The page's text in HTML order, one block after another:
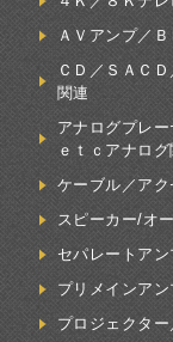
ＡＶアンプ／
ＣＤ／ＳＡＣ
関連
アナログプレ
ｅｔｃアナログ
ケーブル／ア
スピーカー/オ
セパレートアン
プリメインアン
プロジェクタ